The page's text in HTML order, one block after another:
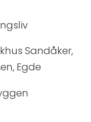
Sandåker,
Egde